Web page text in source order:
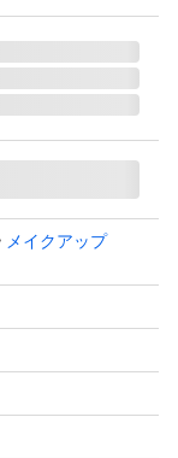
メイクアップ